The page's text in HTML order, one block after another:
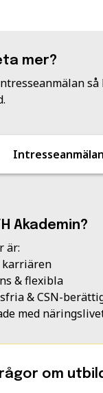
mer?
Intresseanmälan
Akademin?
är:
karriären
& flexibla
& CSN-
med
om